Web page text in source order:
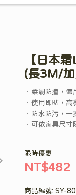
【日本
(長3M/
．柔韌防撞，
．使用即貼，
．防水防污，一
．可依家具尺寸
限時優惠
NT$482
商品編號: SY-